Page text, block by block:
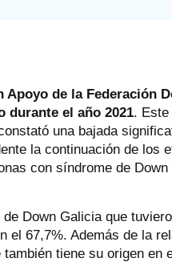
de la Federación
durante el año 2021. Este
una bajada
la continuación de los
con síndrome de Down
Down Galicia que
el 67,7%. Además de la
tiene su origen en